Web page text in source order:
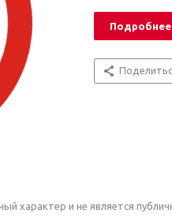
Подробнее
характер и не является